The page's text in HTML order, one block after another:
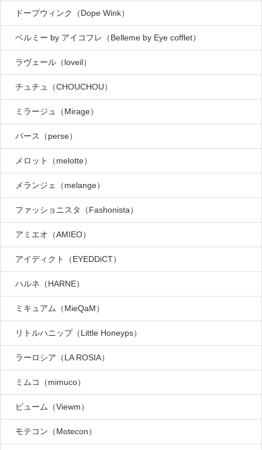
ドープウィンク（Dope Wink）
ベルミー by アイコフレ（Belleme by Eye cofflet）
ラヴェール（loveil）
チュチュ（CHOUCHOU）
ミラージュ（Mirage）
パース（perse）
メロット（melotte）
メランジェ（melange）
ファッショニスタ（Fashonista）
アミエオ（AMIEO）
アイディクト（EYEDDiCT）
ハルネ（HARNE）
ミキュアム（MieQaM）
リトルハニップ（Little Honeyps）
ラーロシア（LA ROSIA）
ミムコ（mimuco）
ビューム（Viewm）
モテコン（Motecon）